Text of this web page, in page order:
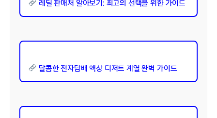
레딜 판매처 알아보기: 최고의 선택을 위한 가이드
달콤한 전자담배 액상 디저트 계열 완벽 가이드